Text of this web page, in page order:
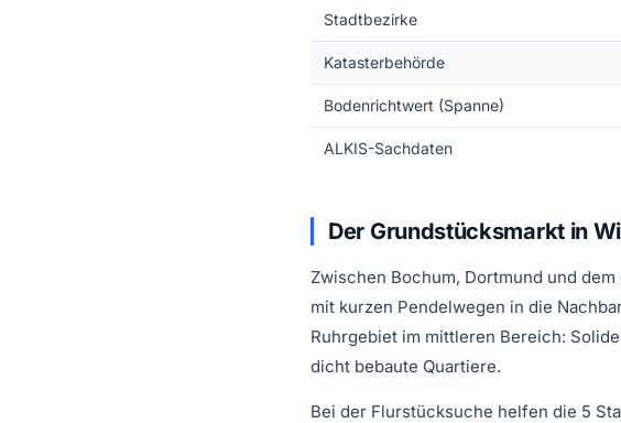
Stadtbezirke
Katasterbehörde
Bodenrichtwert (Spanne)
ALKIS-Sachdaten
Der Grundstücksmarkt in
Zwischen Bochum, Dortmund und
mit kurzen Pendelwegen in die
Ruhrgebiet im mittleren Bereich:
dicht bebaute Quartiere.
Bei der Flurstücksuche helfen die 5